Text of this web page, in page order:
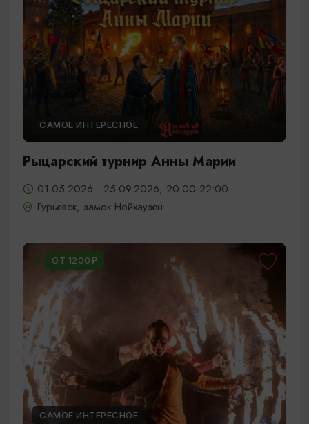
САМОЕ ИНТЕРЕСНОЕ
Рыцарский турнир Анны Марии
01.05.2026 - 25.09.2026, 20:00-22:00
Гурьевск, замок Нойхаузен
ОТ 1200₽
САМОЕ ИНТЕРЕСНОЕ